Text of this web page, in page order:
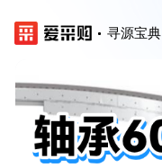
寻源宝典